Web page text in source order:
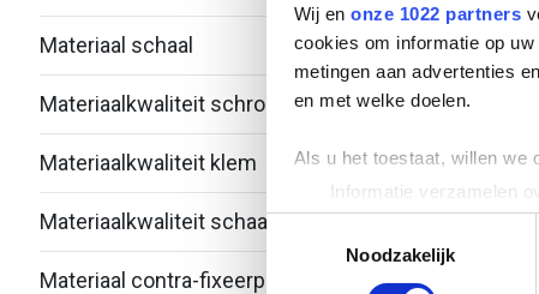
Wij en onze 1022 partners
cookies om informatie op
metingen aan advertenties
en met welke doelen.
Als u het toestaat, willen we
Informatie verzamelen
Uw apparaat
Lees meer over hoe uw
toestemming op elk
Toestemmingsselectie
Noodzakelijk
Materiaal schaal Staal
Materiaalkwaliteit schroef
Materiaalkwaliteit klem
Materiaalkwaliteit schaal
Materiaal contra-fixeerplaatje